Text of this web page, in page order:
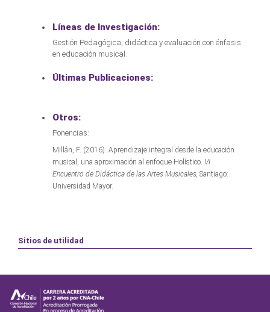
Líneas de Investigación:
Gestión Pedagógica, didáctica y evaluación con énfasis
en educación musical.
Últimas Publicaciones:
Otros:
Ponencias:
Millán, F. (2016). Aprendizaje integral desde la educación
musical, una aproximación al enfoque Holístico. VI
Encuentro de Didáctica de las Artes Musicales, Santiago:
Universidad Mayor.
Sitios de utilidad